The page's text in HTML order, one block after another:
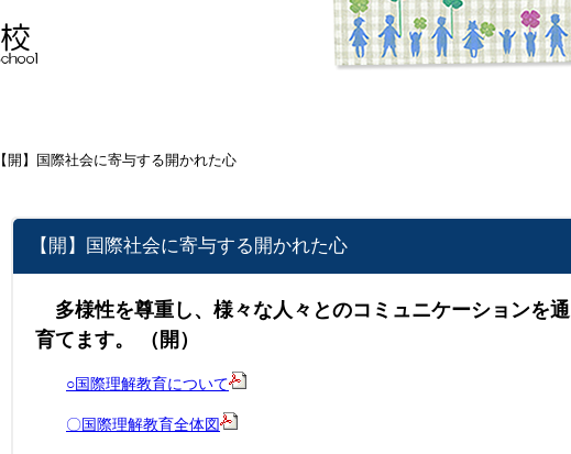
【開】国際社会に寄与する開かれた心
【開】国際社会に寄与する開かれた心
多様性を尊重し、様々な人々とのコミュニケーションを
育てます。 （開）
○国際理解教育について
〇国際理解教育全体図